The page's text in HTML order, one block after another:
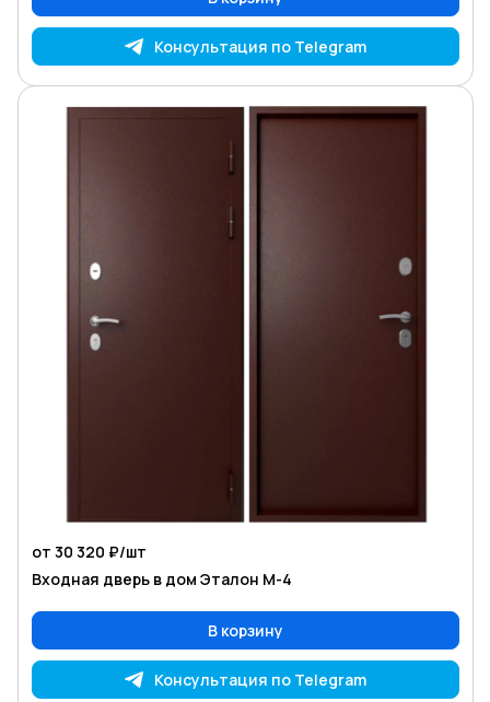
Консультация по Telegram
от 30 320 ₽/шт
Входная дверь в дом Эталон М-4
В корзину
Консультация по Telegram